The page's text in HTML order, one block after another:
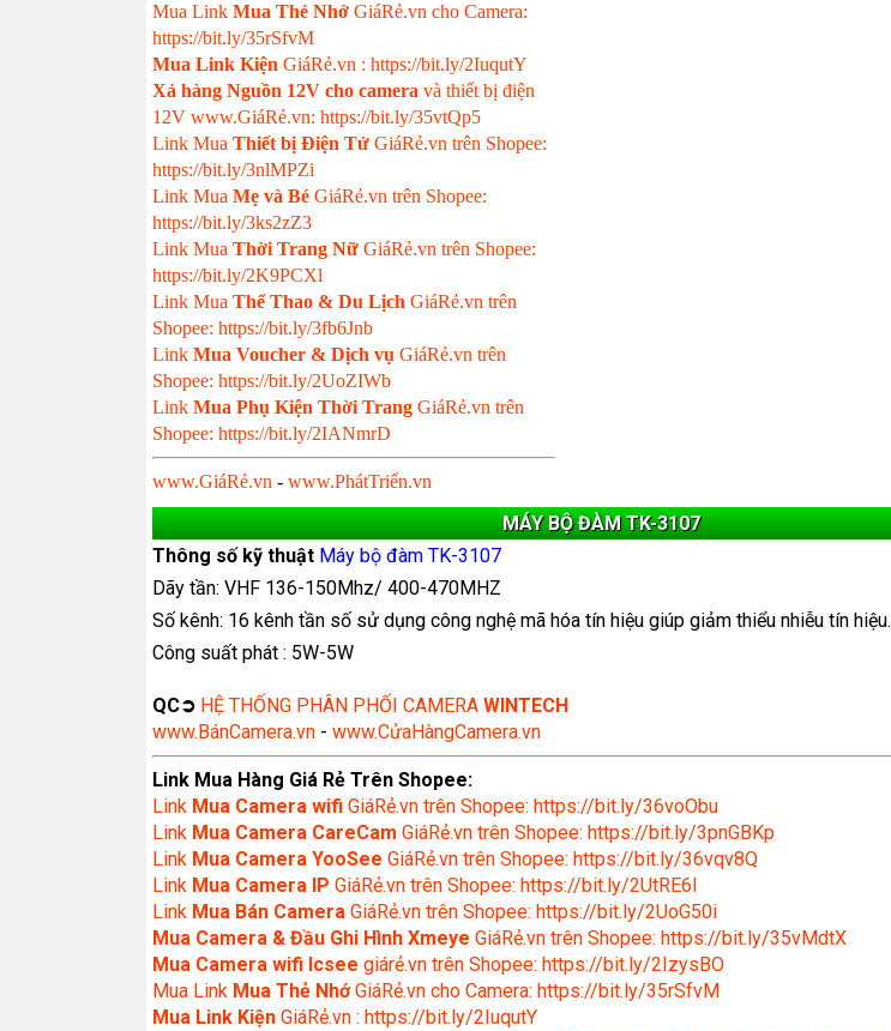
Mua Link Mua Thẻ Nhớ GiáRẻ.vn cho Camera:
https://bit.ly/35rSfvM
Mua Link Kiện GiáRẻ.vn : https://bit.ly/2IuqutY
Xả hàng Nguồn 12V cho camera và thiết bị điện
12V www.GiáRẻ.vn: https://bit.ly/35vtQp5
Link Mua Thiết bị Điện Tử GiáRẻ.vn trên Shopee:
https://bit.ly/3nlMPZi
Link Mua Mẹ và Bé GiáRẻ.vn trên Shopee:
https://bit.ly/3ks2zZ3
Link Mua Thời Trang Nữ GiáRẻ.vn trên Shopee:
https://bit.ly/2K9PCXl
Link Mua Thể Thao & Du Lịch GiáRẻ.vn trên
Shopee: https://bit.ly/3fb6Jnb
Link Mua Voucher & Dịch vụ GiáRẻ.vn trên
Shopee: https://bit.ly/2UoZIWb
Link Mua Phụ Kiện Thời Trang GiáRẻ.vn trên
Shopee: https://bit.ly/2IANmrD
www.GiáRẻ.vn - www.PhátTriển.vn
MÁY BỘ ĐÀM TK-3107
Thông số kỹ thuật Máy bộ đàm TK-3107
Dãy tần: VHF 136-150Mhz/ 400-470MHZ
Số kênh: 16 kênh tần số sử dụng công nghệ mã hóa tín hiệu giúp giảm thiểu nhiễu tín hiệu.
Công suất phát : 5W-5W
QC➲ HỆ THỐNG PHÂN PHỐI CAMERA WINTECH
www.BánCamera.vn - www.CửaHàngCamera.vn
Link Mua Hàng Giá Rẻ Trên Shopee:
Link Mua Camera wifi GiáRẻ.vn trên Shopee: https://bit.ly/36voObu
Link Mua Camera CareCam GiáRẻ.vn trên Shopee: https://bit.ly/3pnGBKp
Link Mua Camera YooSee GiáRẻ.vn trên Shopee: https://bit.ly/36vqv8Q
Link Mua Camera IP GiáRẻ.vn trên Shopee: https://bit.ly/2UtRE6l
Link Mua Bán Camera GiáRẻ.vn trên Shopee: https://bit.ly/2UoG50i
Mua Camera & Đầu Ghi Hình Xmeye GiáRẻ.vn trên Shopee: https://bit.ly/35vMdtX
Mua Camera wifi Icsee giárẻ.vn trên Shopee: https://bit.ly/2IzysBO
Mua Link Mua Thẻ NhớGiáRẻ.vn cho Camera: https://bit.ly/35rSfvM
Mua Link Kiện GiáRẻ.vn : https://bit.ly/2IuqutY